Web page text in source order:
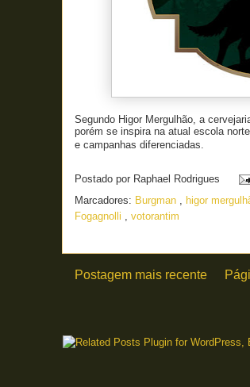
Segundo Higor Mergulhão, a
porém se inspira na atual escola
e campanhas diferenciadas.
Postado por Raphael Rodrigues
Marcadores: Burgman , higor
Fogagnolli , votorantim
Postagem mais recente